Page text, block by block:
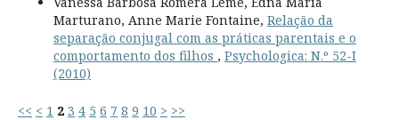
Marturano, Anne Marie Fontaine, Relação da
separação conjugal com as práticas parentais e o
comportamento dos filhos , Psychologica: N.º 52-I
(2010)
<< < 1 2 3 4 5 6 7 8 9 10 > >>